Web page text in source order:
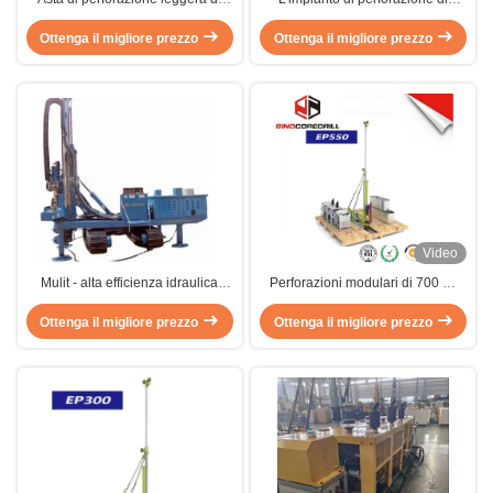
perforazione/torre piattaforma di
produzione con il carico morto
massimo 320KN
Ottenga il migliore prezzo
trapano idraulico parte la torre
18m 320KN di Drillig per
l'esplorazione geologica
Ottenga il migliore prezzo
Mulit - alta efficienza idraulica
della piattaforma di produzione
dell'ancora dell'impianto di
perforazione di carotiere di
Ottenga il migliore prezzo
Video
Perforazioni modulari di 700 m,
leggere, portatili, perforazioni con
propulsione idraulica
Ottenga il migliore prezzo